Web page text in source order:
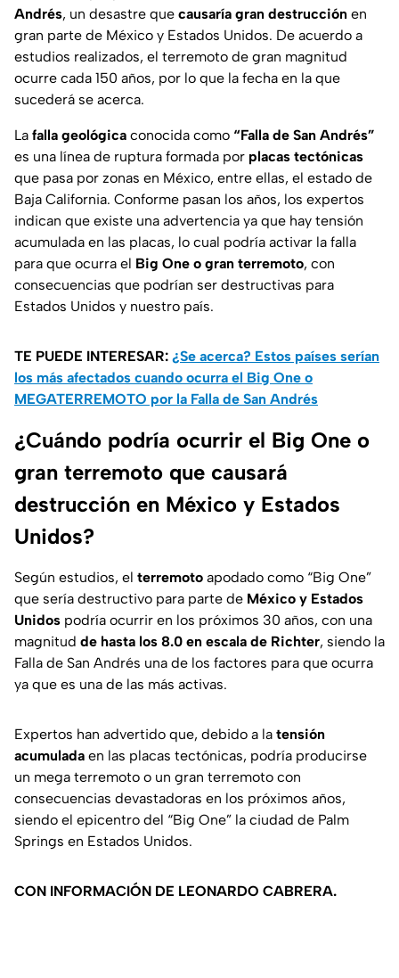
Andrés, un desastre que causaría gran destrucción en
gran parte de México y Estados Unidos. De acuerdo a
estudios realizados, el terremoto de gran magnitud
ocurre cada 150 años, por lo que la fecha en la que
sucederá se acerca.
La falla geológica conocida como “Falla de San Andrés”
es una línea de ruptura formada por placas tectónicas
que pasa por zonas en México, entre ellas, el estado de
Baja California. Conforme pasan los años, los expertos
indican que existe una advertencia ya que hay tensión
acumulada en las placas, lo cual podría activar la falla
para que ocurra el Big One o gran terremoto, con
consecuencias que podrían ser destructivas para
Estados Unidos y nuestro país.
TE PUEDE INTERESAR: ¿Se acerca? Estos países serían
los más afectados cuando ocurra el Big One o
MEGATERREMOTO por la Falla de San Andrés
¿Cuándo podría ocurrir el Big One o
gran terremoto que causará
destrucción en México y Estados
Unidos?
Según estudios, el terremoto apodado como “Big One”
que sería destructivo para parte de México y Estados
Unidos podría ocurrir en los próximos 30 años, con una
magnitud de hasta los 8.0 en escala de Richter, siendo la
Falla de San Andrés una de los factores para que ocurra
ya que es una de las más activas.
Expertos han advertido que, debido a la tensión
acumulada en las placas tectónicas, podría producirse
un mega terremoto o un gran terremoto con
consecuencias devastadoras en los próximos años,
siendo el epicentro del “Big One” la ciudad de Palm
Springs en Estados Unidos.
CON INFORMACIÓN DE LEONARDO CABRERA.